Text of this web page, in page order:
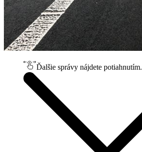
Ďalšie správy nájdete potiahnutím.